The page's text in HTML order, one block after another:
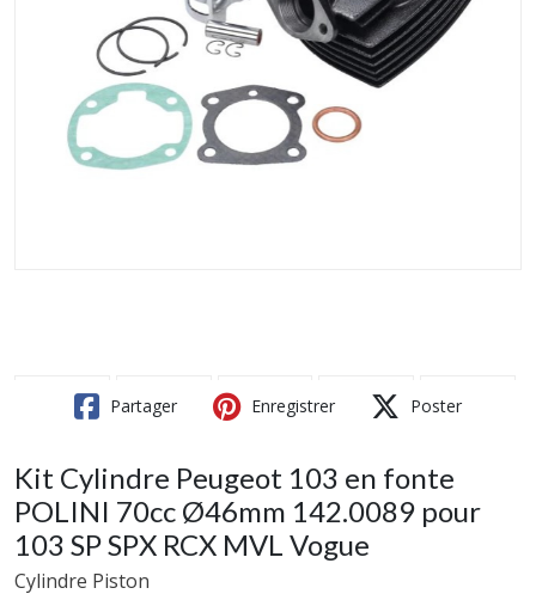
Partager Enregistrer Poster
Kit Cylindre Peugeot 103 en fonte
POLINI 70cc Ø46mm 142.0089 pour
103 SP SPX RCX MVL Vogue
Cylindre Piston